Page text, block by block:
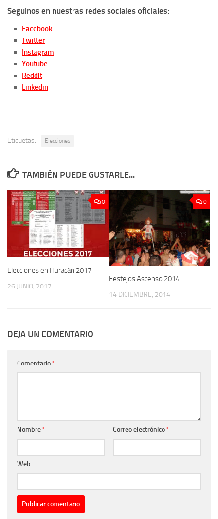
Seguinos en nuestras redes sociales oficiales:
Facebook
Twitter
Instagram
Youtube
Reddit
Linkedin
Etiquetas: Elecciones
TAMBIÉN PUEDE GUSTARLE...
0
Elecciones en Huracán 2017
26 JUNIO, 2017
0
Festejos Ascenso 2014
14 DICIEMBRE, 2014
DEJA UN COMENTARIO
Comentario*
Nombre* Correo electrónico*
Web